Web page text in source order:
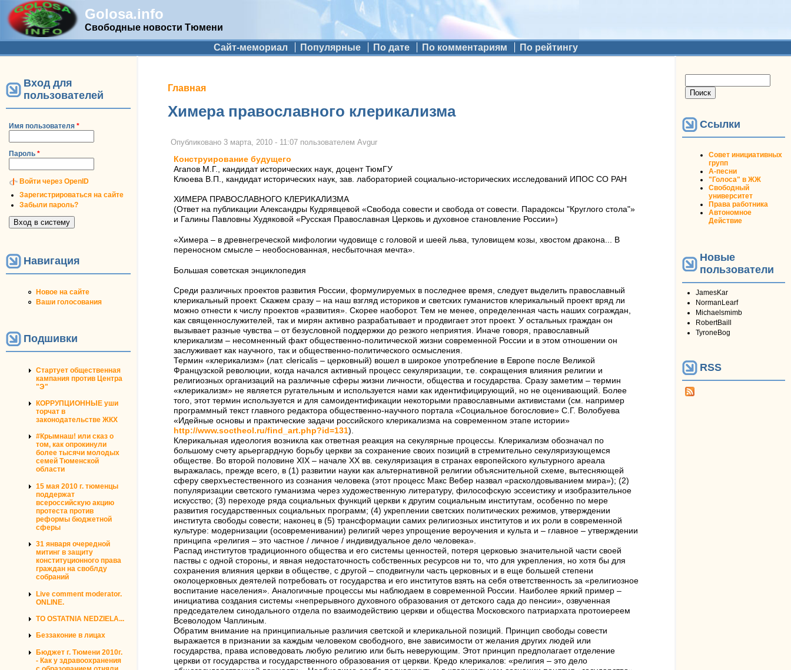
Golosa.info
Свободные новости Тюмени
Дополнительное меню Сайт-мемориал Популярные По дате По комментариям По рейтингу
Вход для
пользователей
Имя пользователя *
Пароль *
Войти через OpenID
Зарегистрироваться на сайте
Забыли пароль?
Навигация
Новое на сайте
Ваши голосования
Подшивки
Стартует общественная
кампания против Центра
"Э"
КОРРУПЦИОННЫЕ уши
торчат в
законодательстве ЖКХ
#Крымнаш! или сказ о
том, как опрокинули
более тысячи молодых
семей Тюменской
области
15 мая 2010 г. тюменцы
поддержат
всероссийскую акцию
протеста против
реформы бюджетной
сферы
31 января очередной
митинг в защиту
конституционного права
граждан на своблду
собраний
Live comment moderator.
ONLINE.
TO OSTATNIA NEDZIELA...
Беззаконие в лицах
Бюджет г. Тюмени 2010г.
- Как у здравоохранения
Вы здесь
Главная
Химера православного клерикализма
Опубликовано 3 марта, 2010 - 11:07 пользователем Avgur
Конструирование будущего
Агапов М.Г., кандидат исторических наук, доцент ТюмГУ
Клюева В.П., кандидат исторических наук, зав. лабораторией социально-исторических исследований ИПОС СО РАН
ХИМЕРА ПРАВОСЛАВНОГО КЛЕРИКАЛИЗМА
(Ответ на публикации Александры Кудрявцевой «Свобода совести и свобода от совести. Парадоксы "Круглого стола"»
и Галины Павловны Худяковой «Русская Православная Церковь и духовное становление России»)
«Химера – в древнегреческой мифологии чудовище с головой и шеей льва, туловищем козы, хвостом дракона... В
переносном смысле – необоснованная, несбыточная мечта».
Большая советская энциклопедия
Среди различных проектов развития России, формулируемых в последнее время, следует выделить православный
клерикальный проект. Скажем сразу – на наш взгляд историков и светских гуманистов клерикальный проект вряд ли
можно отнести к числу проектов «развития». Скорее наоборот. Тем не менее, определенная часть наших сограждан,
как священнослужителей, так и мирян активно разрабатывает и продвигает этот проект. У остальных граждан он
вызывает разные чувства – от безусловной поддержки до резкого неприятия. Иначе говоря, православный
клерикализм – несомненный факт общественно-политической жизни современной России и в этом отношении он
заслуживает как научного, так и общественно-политического осмысления.
Термин «клерикализм» (лат. clericalis – церковный) вошел в широкое употребление в Европе после Великой
Французской революции, когда начался активный процесс секуляризации, т.е. сокращения влияния религии и
религиозных организаций на различные сферы жизни личности, общества и государства. Сразу заметим – термин
«клерикализм» не является ругательным и используется нами как идентифицирующий, но не оценивающий. Более
того, этот термин используется и для самоидентификации некоторыми православными активистами (см. например
программный текст главного редактора общественно-научного портала «Социальное богословие» С.Г. Волобуева
«Идейные основы и практические задачи российского клерикализма на современном этапе истории»
http://www.soctheol.ru/find_art.php?id=131).
Клерикальная идеология возникла как ответная реакция на секулярные процессы. Клерикализм обозначал по
большому счету арьергардную борьбу церкви за сохранение своих позиций в стремительно секуляризующемся
обществе. Во второй половине XIX – начале XX вв. секуляризация в странах европейского культурного ареала
выражалась, прежде всего, в (1) развитии науки как альтернативной религии объяснительной схеме, вытесняющей
сферу сверхъестественного из сознания человека (этот процесс Макс Вебер назвал «расколдовыванием мира»); (2)
популяризации светского гуманизма через художественную литературу, философскую эссеистику и изобразительное
искусство; (3) переходе ряда социальных функций церкви к другим социальным институтам, особенно по мере
развития государственных социальных программ; (4) укреплении светских политических режимов, утверждении
института свободы совести; наконец в (5) трансформации самих религиозных институтов и их роли в современной
культуре: модернизации (осовременивании) религий через упрощение вероучения и культа и – главное – утверждении
принципа «религия – это частное / личное / индивидуальное дело человека».
Распад институтов традиционного общества и его системы ценностей, потеря церковью значительной части своей
паствы с одной стороны, и явная недостаточность собственных ресурсов ни то, что для укрепления, но хотя бы для
сохранения влияния церкви в обществе, с другой – сподвигнули часть церковных и в еще большей степени
околоцерковных деятелей потребовать от государства и его институтов взять на себя ответственность за «религиозное
воспитание населения». Аналогичные процессы мы наблюдаем в современной России. Наиболее яркий пример –
инициатива создания системы «непрерывного духовного образования от детского сада до пенсии», озвученная
председателем синодального отдела по взаимодействию церкви и общества Московского патриархата протоиереем
Всеволодом Чаплиным.
Обратим внимание на принципиальные различия светской и клерикальной позиций. Принцип свободы совести
выражается в признании за каждым человеком свободного, вне зависимости от желания других людей или
государства, права исповедовать любую религию или быть неверующим. Этот принцип предполагает отделение
церкви от государства и государственного образования от церкви. Кредо клерикалов: «религия – это дело
Ссылки
Совет инициативных
групп
А-песни
"Голоса" в ЖЖ
Свободный
университет
Права работника
Автономное
Действие
Новые
пользователи
JamesKar
NormanLearf
Michaelsmimb
RobertBaill
TyroneBog
RSS